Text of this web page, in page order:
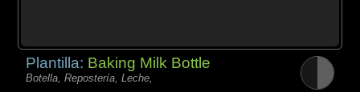
Plantilla: Baking Milk Bottle
Botella, Repostería, Leche,